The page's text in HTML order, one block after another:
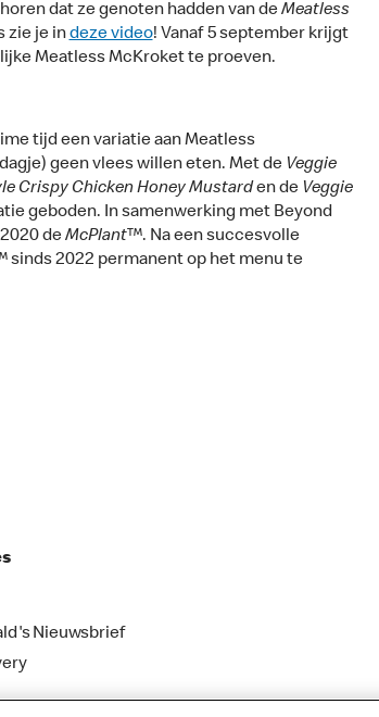
dat ze genoten hadden van deMeatless
zie je indeze video! Vanaf 5 september krijgt
Meatless McKroket te proeven.
tijd een variatie aan Meatless
geen vlees willen eten. Met de Veggie
Crispy Chicken Honey Mustarden de Veggie
geboden. In samenwerking met Beyond
deMcPlant™. Na een succesvolle
sinds 2022 permanent op het menu te
Nieuwsbrief